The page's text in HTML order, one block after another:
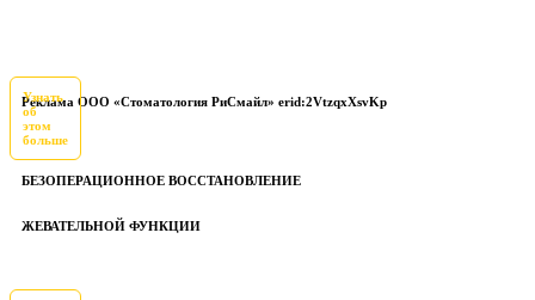
Реклама ООО «Стоматология РиСмайл» erid:2VtzqxXsvKp
Узнать
об
этом
больше
БЕЗОПЕРАЦИОННОЕ ВОССТАНОВЛЕНИЕ
ЖЕВАТЕЛЬНОЙ ФУНКЦИИ